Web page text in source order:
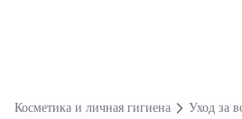
Косметика и личная гигиена Уход за